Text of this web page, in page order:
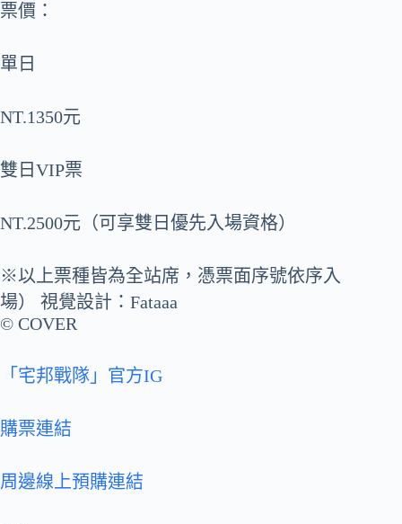
票價：
單日
NT.1350元
雙日VIP票
NT.2500元（可享雙日優先入場資格）
※以上票種皆為全站席，憑票面序號依序入
場） 視覺設計：Fataaa
© COVER
「宅邦戰隊」官方IG
購票連結
周邊線上預購連結